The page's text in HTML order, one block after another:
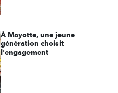
À Mayotte, une jeune
génération choisit
l'engagement